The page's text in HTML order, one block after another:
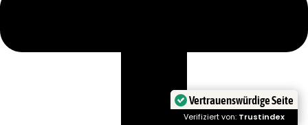
Vertrauenswürdige Seite
Verifiziert von: Trustindex